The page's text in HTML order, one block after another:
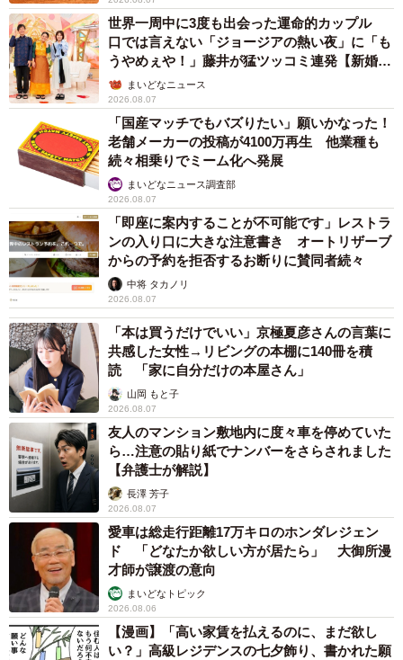
世界一周中に3度も出会った運命的カップル
口では言えない「ジョージアの熱い夜」に「も
うやめぇや！」藤井が猛ツッコミ連発【新婚さ
ん】まいどなニュース
2026.08.07
「国産マッチでもバズりたい」願いかなった！
老舗メーカーの投稿が4100万再生 他業種も
続々相乗りでミーム化へ発展
まいどなニュース調査部
2026.08.07
「即座に案内することが不可能です」レストラ
ンの入り口に大きな注意書き オートリザーブ
からの予約を拒否するお断りに賛同者続々
中将 タカノリ
2026.08.07
「本は買うだけでいい」京極夏彦さんの言葉に
共感した女性→リビングの本棚に140冊を積
読 「家に自分だけの本屋さん」
山岡 もと子
2026.08.07
友人のマンション敷地内に度々車を停めていた
ら…注意の貼り紙でナンバーをさらされました
【弁護士が解説】
長澤 芳子
2026.08.07
愛車は総走行距離17万キロのホンダレジェン
ド 「どなたか欲しい方が居たら」 大御所漫
才師が譲渡の意向
まいどなトピック
2026.08.06
【漫画】「高い家賃を払えるのに、まだ欲し
い？」高級レジデンスの七夕飾り、書かれた願